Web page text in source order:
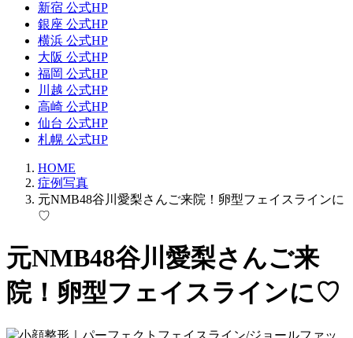
新宿 公式HP
銀座 公式HP
横浜 公式HP
大阪 公式HP
福岡 公式HP
川越 公式HP
高崎 公式HP
仙台 公式HP
札幌 公式HP
HOME
症例写真
元NMB48谷川愛梨さんご来院！卵型フェイスラインに
♡
元NMB48谷川愛梨さんご来
院！卵型フェイスラインに♡